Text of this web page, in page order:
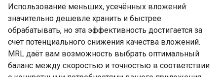
Использование меньших, усечённых вложений
значительно дешевле хранить и быстрее
обрабатывать, но эта эффективность достигается за
счёт потенциального снижения качества вложений.
MRL даёт вам возможность выбрать оптимальный
баланс между скоростью и точностью в соответствии